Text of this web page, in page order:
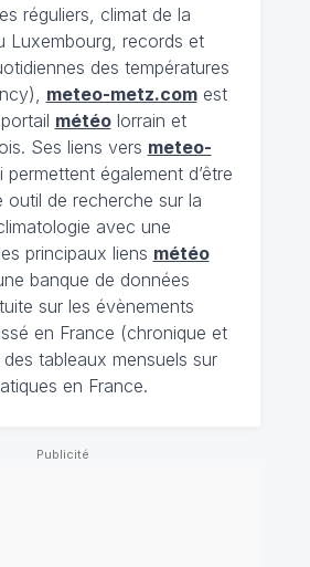
réguliers, climat de la
Luxembourg, records et
des températures
meteo-metz.comest
météolorrain et
Ses liens vers meteo-
également d’être
outil de recherche sur la
avec une
principaux liens météo
banque de données
sur les évènements
en France (chronique et
tableaux mensuels sur
en France.